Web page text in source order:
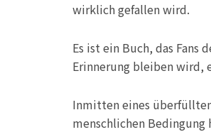
wirklich gefallen wird.
Es ist ein Buch, das Fans
Erinnerung bleiben wird,
Inmitten eines
menschlichen